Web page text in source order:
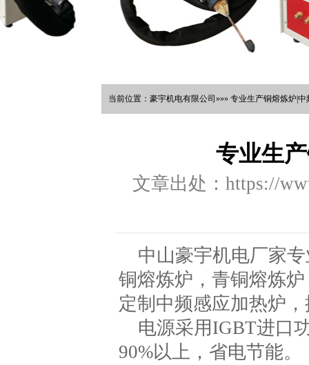
当前位置：豪宇机电有限公司»»» 专业生产铜熔炼炉|
专业生
文章出处：https://
中山豪宇机电厂家
铜熔炼炉，青铜熔炼
定制中频感应加热炉
电源采用IGBT进口
90%以上，省电节能。